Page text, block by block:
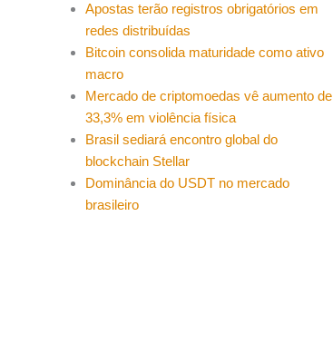
Apostas terão registros obrigatórios em
redes distribuídas
Bitcoin consolida maturidade como ativo
macro
Mercado de criptomoedas vê aumento de
33,3% em violência física
Brasil sediará encontro global do
blockchain Stellar
Dominância do USDT no mercado
brasileiro